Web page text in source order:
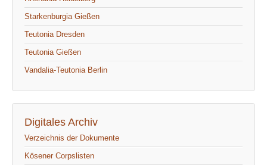
Starkenburgia Gießen
Teutonia Dresden
Teutonia Gießen
Vandalia-Teutonia Berlin
Digitales Archiv
Verzeichnis der Dokumente
Kösener Corpslisten